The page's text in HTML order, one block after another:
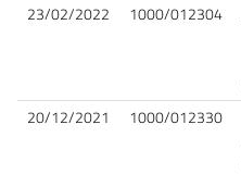
23/02/2022 1000/012304
20/12/2021 1000/012330